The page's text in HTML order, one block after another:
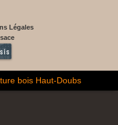
Légales
bois Haut-Doubs